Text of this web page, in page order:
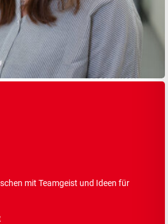
mit Teamgeist und Ideen für